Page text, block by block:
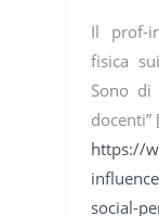
Il prof-
fisica
Sono
docenti”
https://
social-